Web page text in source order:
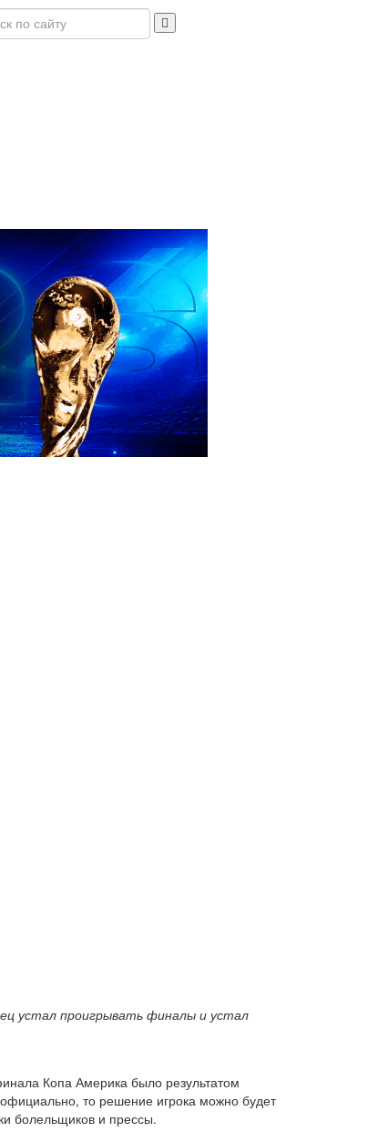
устал проигрывать финалы и устал
Копа Америка было результатом
то решение игрока можно будет
болельщиков и прессы.